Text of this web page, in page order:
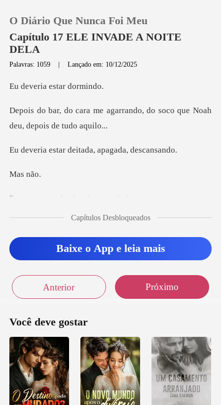
Histórico
O Diário Que Nunca Foi Meu
Capítulo 17 ELE INVADE A NOITE
DELA
Palavras: 1059 |Lançado em: 10/12/2025
ia estar
garrando, do soco que Noah
r deitada, apag
s
partamento, ainda com a pele acesa, o coração
e uma hora
gu
Capítulos Desbloqueados
Baixe o App e leia mais
Anterior Próximo
Você deve gostar